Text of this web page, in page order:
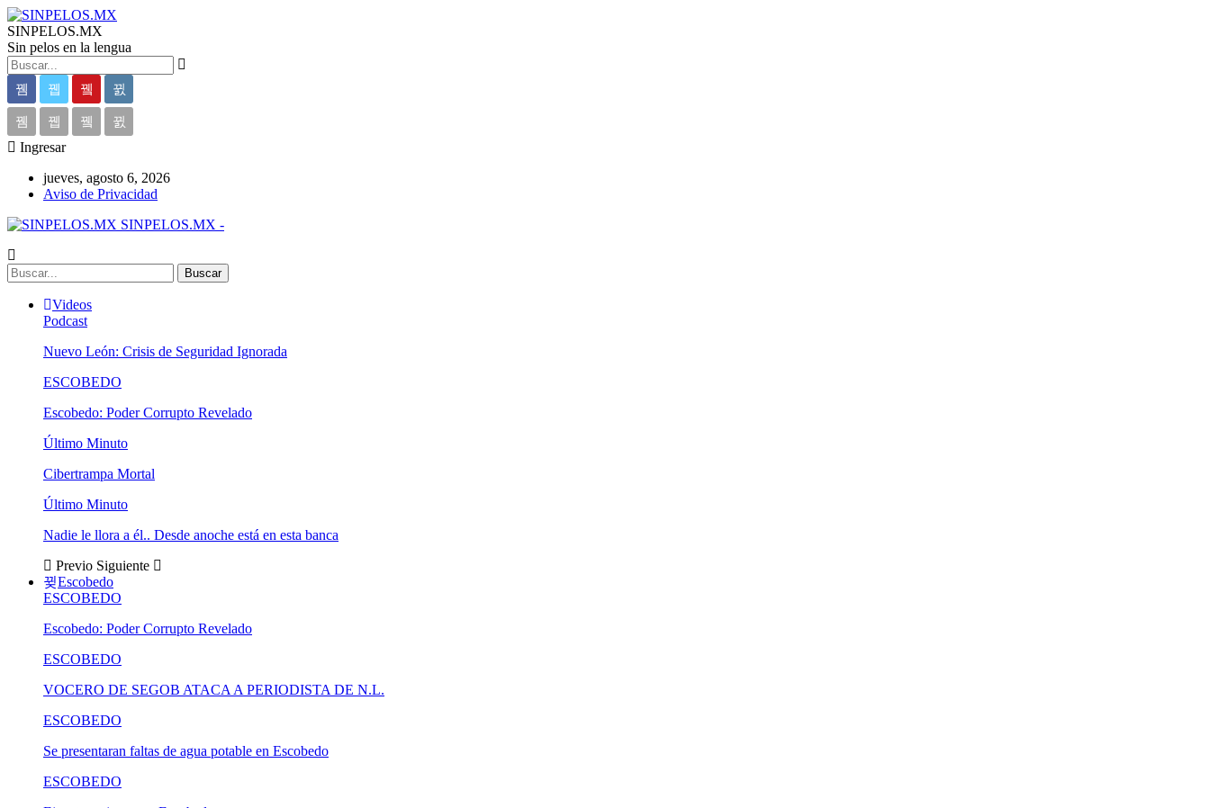
SINPELOS.MX
Sin pelos en la lengua
Ingresar
jueves, agosto 6, 2026
Aviso de Privacidad
SINPELOS.MX -
Videos
Podcast
Nuevo León: Crisis de Seguridad Ignorada
ESCOBEDO
Escobedo: Poder Corrupto Revelado
Último Minuto
Cibertrampa Mortal
Último Minuto
Nadie le llora a él.. Desde anoche está en esta banca
Previo Siguiente
Escobedo
ESCOBEDO
Escobedo: Poder Corrupto Revelado
ESCOBEDO
VOCERO DE SEGOB ATACA A PERIODISTA DE N.L.
ESCOBEDO
Se presentaran faltas de agua potable en Escobedo
ESCOBEDO